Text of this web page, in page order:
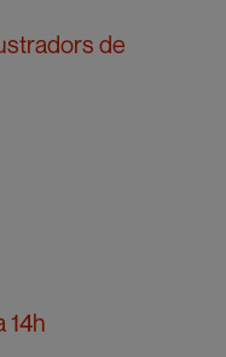
de
14h